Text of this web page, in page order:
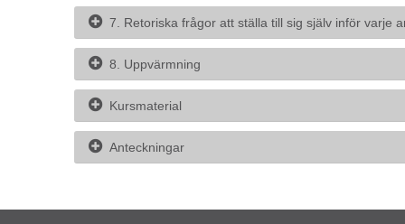
7. Retoriska frågor att ställa till sig själv inför varje
8. Uppvärmning
Kursmaterial
Anteckningar